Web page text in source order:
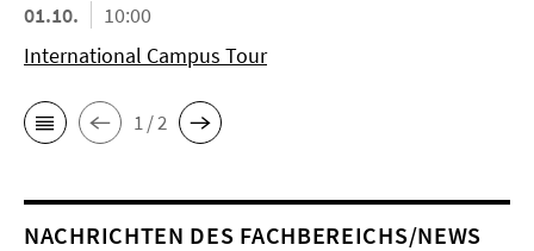
01.10.
10:00
International Campus Tour
1 / 2
NACHRICHTEN DES FACHBEREICHS/NEWS